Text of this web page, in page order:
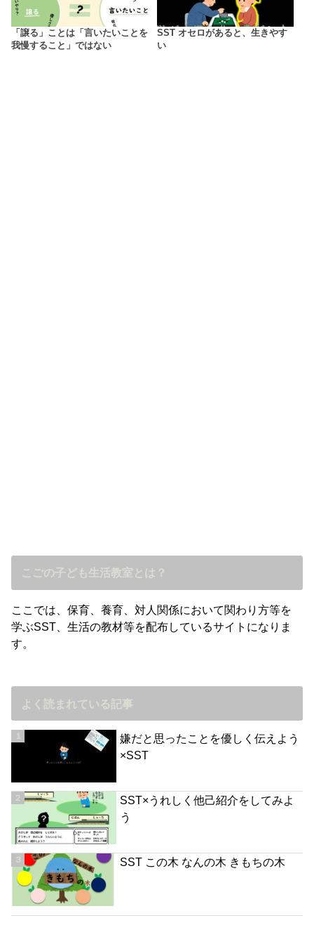
「譲る」ことは「言いたいことを
我慢すること」ではない
SST オセロがあると、生きやす
い
こごの子ども生活教室とは？
ここでは、保育、養育、対人関係において関わり方等を
学ぶSST、生活の教材等を配布しているサイトになりま
す。
よく読まれている記事
嫌だと思ったことを優しく伝えよう
×SST
SST×うれしく他己紹介をしてみよ
う
SST この木 なんの木 きもちの木